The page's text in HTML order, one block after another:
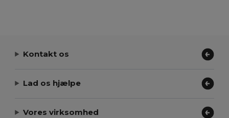
Kontakt os
Lad os hjælpe
Vores virksomhed